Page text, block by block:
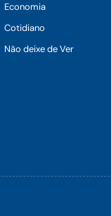
Economia
Cotidiano
Não deixe de Ver